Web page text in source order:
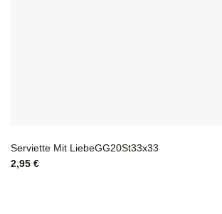
Serviette Mit LiebeGG20St33x33
2,95 €